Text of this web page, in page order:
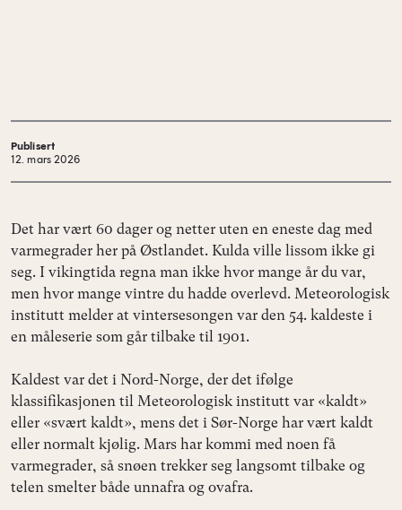
Publisert
12. mars 2026
Det har vært 60 dager og netter uten en eneste dag med
varmegrader her på Østlandet. Kulda ville lissom ikke gi
seg. I vikingtida regna man ikke hvor mange år du var,
men hvor mange vintre du hadde overlevd. Meteorologisk
institutt melder at vintersesongen var den 54. kaldeste i
en måleserie som går tilbake til 1901.
Kaldest var det i Nord-Norge, der det ifølge
klassifikasjonen til Meteorologisk institutt var «kaldt»
eller «svært kaldt», mens det i Sør-Norge har vært kaldt
eller normalt kjølig. Mars har kommi med noen få
varmegrader, så snøen trekker seg langsomt tilbake og
telen smelter både unnafra og ovafra.